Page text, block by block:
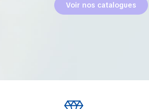
Voir nos catalogues